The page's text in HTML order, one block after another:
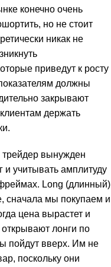
конечно очень
но не стоит
никак не
приведут к росту
должны
закрывают
держать
вынужден
учитывать амплитуду
Long (длинный)
сначала мы покупаем и
цена вырастет и
лонги по
пойдут вверх. Им не
поскольку они